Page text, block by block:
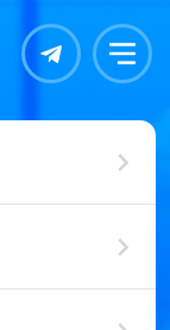
Контакты Меню